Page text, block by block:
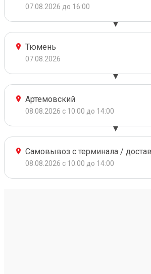
07.08.2026 до 16:00
Тюмень
07.08.2026
Артемовский
08.08.2026 с 10:00 до 14:00
Самовывоз с терминала /
08.08.2026 с 10:00 до 14:00